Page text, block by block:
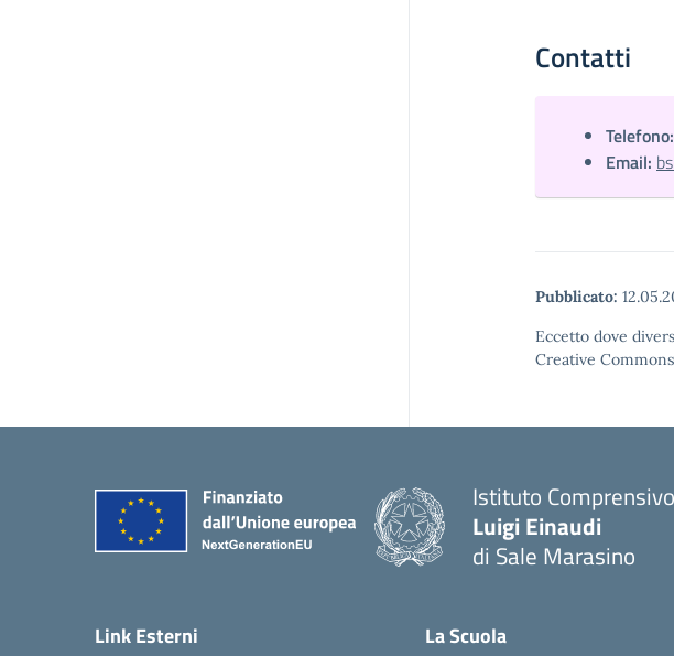
Contatti
Telefono:
Email:
Pubblicato:
Eccetto dove
Creative
Istituto Comprensivo
Luigi Einaudi
di Sale Marasino
Link Esterni La Scuola